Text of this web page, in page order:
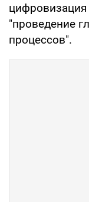
"проведение
процессов".